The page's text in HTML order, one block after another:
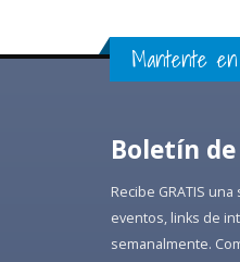
Mantente
Boletín
Recibe GRATIS
eventos, links de
semanalmente.